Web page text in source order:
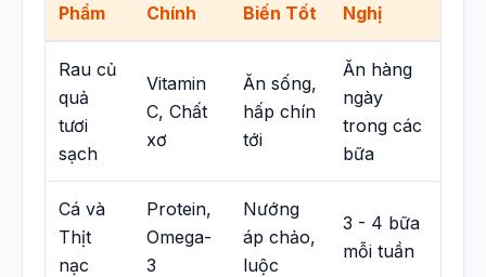
Phẩm
Chính
Biến Tốt
Nghị
Rau củ
quả
tươi
sạch
Vitamin
C, Chất
xơ
Ăn sống,
hấp chín
tới
Ăn hàng
ngày
trong các
bữa
Cá và
Thịt
nạc
Protein,
Omega-
3
Nướng
áp chảo,
luộc
3 - 4 bữa
mỗi tuần